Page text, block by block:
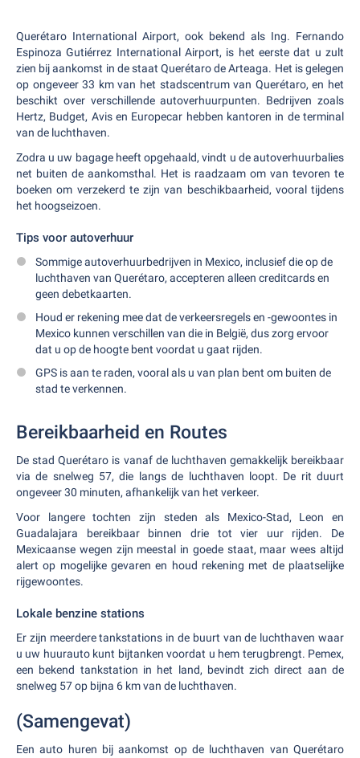
Querétaro International Airport, ook bekend als Ing. Fernando
Espinoza Gutiérrez International Airport, is het eerste dat u zult
zien bij aankomst in de staat Querétaro de Arteaga. Het is gelegen
op ongeveer 33 km van het stadscentrum van Querétaro, en het
beschikt over verschillende autoverhuurpunten. Bedrijven zoals
Hertz, Budget, Avis en Europecar hebben kantoren in de terminal
van de luchthaven.
Zodra u uw bagage heeft opgehaald, vindt u de autoverhuurbalies
net buiten de aankomsthal. Het is raadzaam om van tevoren te
boeken om verzekerd te zijn van beschikbaarheid, vooral tijdens
het hoogseizoen.
Tips voor autoverhuur
Sommige autoverhuurbedrijven in Mexico, inclusief die op de
luchthaven van Querétaro, accepteren alleen creditcards en
geen debetkaarten.
Houd er rekening mee dat de verkeersregels en -gewoontes in
Mexico kunnen verschillen van die in België, dus zorg ervoor
dat u op de hoogte bent voordat u gaat rijden.
GPS is aan te raden, vooral als u van plan bent om buiten de
stad te verkennen.
Bereikbaarheid en Routes
De stad Querétaro is vanaf de luchthaven gemakkelijk bereikbaar
via de snelweg 57, die langs de luchthaven loopt. De rit duurt
ongeveer 30 minuten, afhankelijk van het verkeer.
Voor langere tochten zijn steden als Mexico-Stad, Leon en
Guadalajara bereikbaar binnen drie tot vier uur rijden. De
Mexicaanse wegen zijn meestal in goede staat, maar wees altijd
alert op mogelijke gevaren en houd rekening met de plaatselijke
rijgewoontes.
Lokale benzine stations
Er zijn meerdere tankstations in de buurt van de luchthaven waar
u uw huurauto kunt bijtanken voordat u hem terugbrengt. Pemex,
een bekend tankstation in het land, bevindt zich direct aan de
snelweg 57 op bijna 6 km van de luchthaven.
(Samengevat)
Een auto huren bij aankomst op de luchthaven van Querétaro